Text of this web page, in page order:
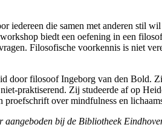
iedereen die samen met anderen stil
biedt een oefening in een
Filosofische voorkennis is niet
door filosoof Ingeborg van den Bold.
praktiserend. Zij studeerde af op
proefschrift over mindfulness en
aangeboden bij de Bibliotheek